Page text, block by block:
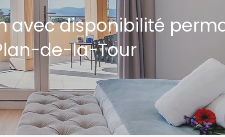
avec disponibilité
de-la-Tour